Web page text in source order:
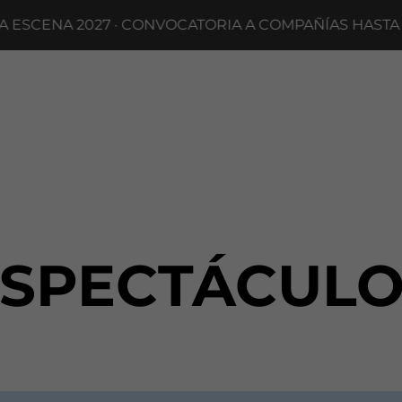
2027 · CONVOCATORIA A COMPAÑÍAS HASTA EL